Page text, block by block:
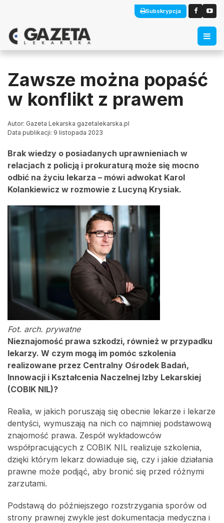
Subskrypcja
Zawsze można popaść
w konflikt z prawem
Autor: Gazeta Lekarska gazetalekarska.pl
Data publikacji: 9 listopada 2023
Brak wiedzy o posiadanych uprawnieniach w
relacjach z policją i prokuraturą może się mocno
odbić na życiu lekarza – mówi adwokat Karol
Kolankiewicz w rozmowie z Lucyną Krysiak.
Fot. arch. prywatne
Nieznajomość prawa szkodzi, również w przypadku
lekarzy. W czym mogą im pomóc szkolenia
realizowane przez Centralny Ośrodek Badań,
Innowacji i Kształcenia Naczelnej Izby Lekarskiej
(COBIK NIL)?
Realia, w jakich poruszają się obecnie lekarze i lekarze
dentyści, wymuszają na nich co najmniej podstawową
znajomość prawa. Zespół wykładowców
współpracujących z COBIK NIL realizuje szkolenia,
dzięki którym lekarz dowiaduje się, czy i jakie działania
prawne może podjąć, aby bronić się przed różnymi
zarzutami.
Podstawą do późniejszego rozstrzygania sporów od
strony prawnej zwykle jest dokumentacja medyczna i